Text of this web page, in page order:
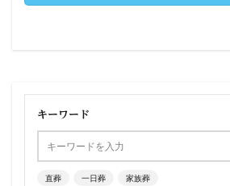
キーワード
直葬 一日葬 家族葬